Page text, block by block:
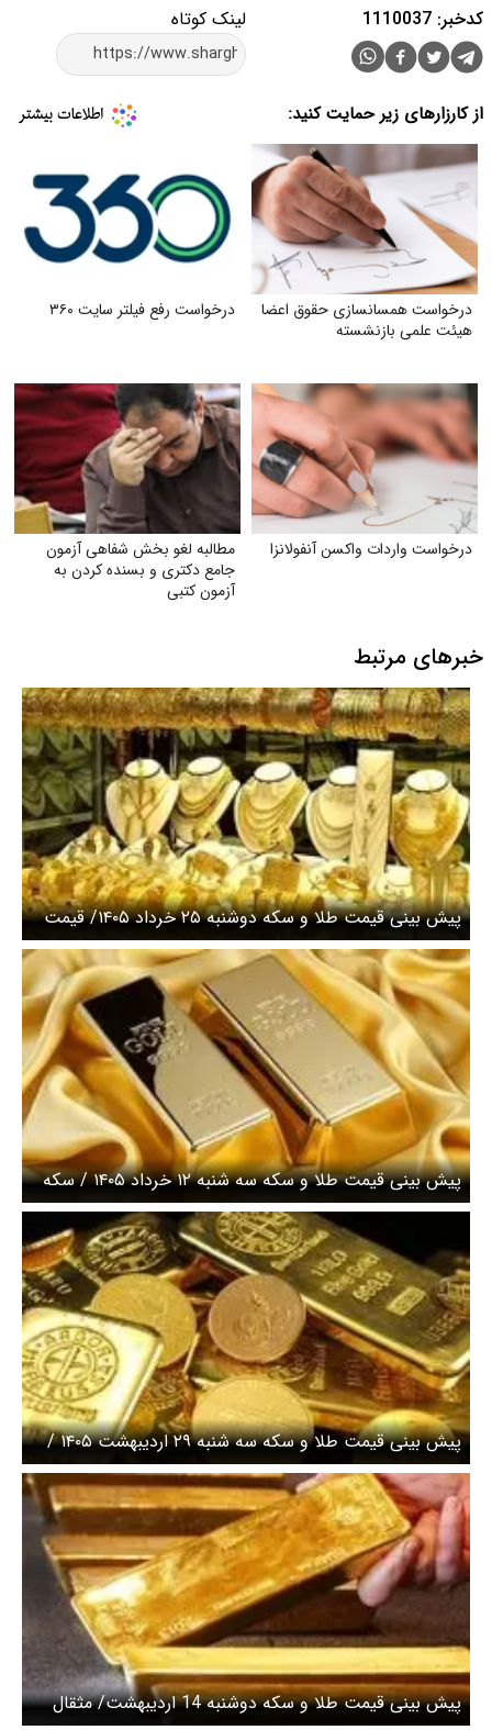
لینک کوتاه کدخبر: 1110037
از کارزارهای زیر حمایت کنید:
درخواست همسانسازی حقوق اعضا
هیئت علمی بازنشسته
درخواست رفع فیلتر سایت ۳۶۰
درخواست واردات واکسن آنفولانزا
مطالبه لغو بخش شفاهی آزمون
جامع دکتری و بسنده کردن به
آزمون کتبی
خبرهای مرتبط
پیش بینی قیمت طلا و سکه دوشنبه ۲۵ خرداد ۱۴۰۵/ قیمت
طلا افزایشی شد
پیش بینی قیمت طلا و سکه سه شنبه ۱۲ خرداد ۱۴۰۵ / سکه
امامی ۱۸۴ میلیونی شد + جدول
پیش بینی قیمت طلا و سکه سه شنبه ۲۹ اردیبهشت ۱۴۰۵ /
افت عصرگاهی قطعات سکه میلیونی شد + جدول
پیش بینی قیمت طلا و سکه دوشنبه 14 اردیبهشت/ مثقال